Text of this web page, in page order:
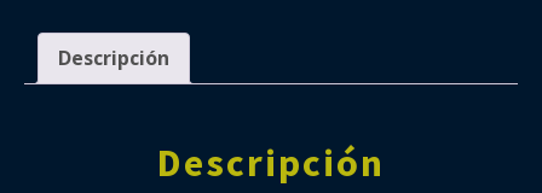
Descripción
Descripción